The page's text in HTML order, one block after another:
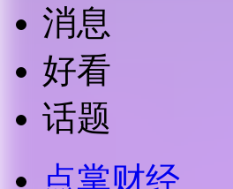
消息
好看
话题
点掌财经